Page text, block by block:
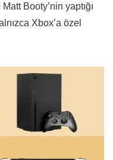
Booty’nin yaptığı
Xbox’a özel